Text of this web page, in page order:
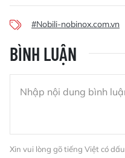
#Nobili-nobinox.com.vn
BÌNH LUẬN
Xin vui lòng gõ tiếng Việt có dấu